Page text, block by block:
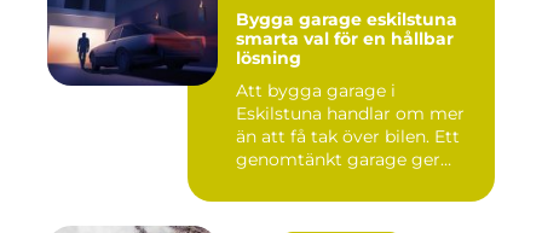
Bygga garage eskilstuna
smarta val för en hållbar
lösning
Att bygga garage i
Eskilstuna handlar om mer
än att få tak över bilen. Ett
genomtänkt garage ger